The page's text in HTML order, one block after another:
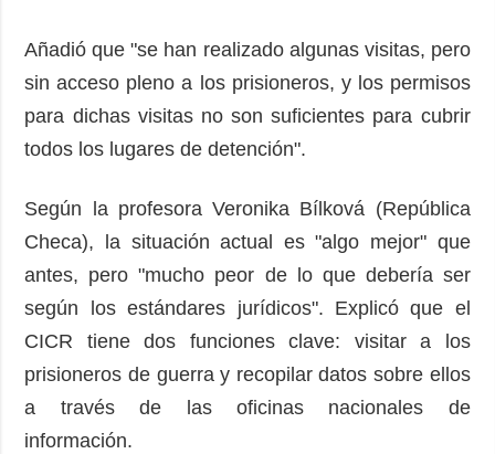
Añadió que "se han realizado algunas visitas, pero
sin acceso pleno a los prisioneros, y los permisos
para dichas visitas no son suficientes para cubrir
todos los lugares de detención".
Según la profesora Veronika Bílková (República
Checa), la situación actual es "algo mejor" que
antes, pero "mucho peor de lo que debería ser
según los estándares jurídicos". Explicó que el
CICR tiene dos funciones clave: visitar a los
prisioneros de guerra y recopilar datos sobre ellos
a través de las oficinas nacionales de
información.